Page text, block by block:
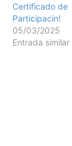
Certificado de
Participacin!
05/03/2025
Entrada similar